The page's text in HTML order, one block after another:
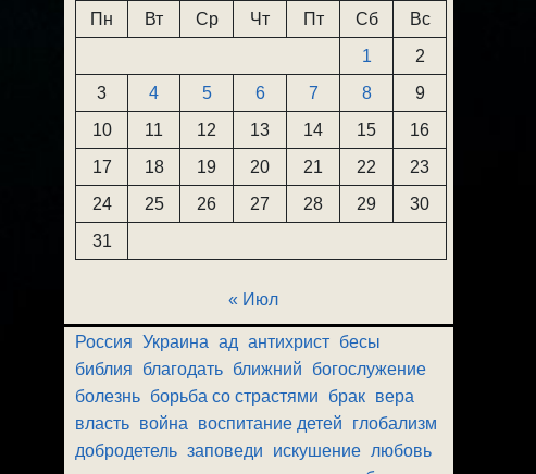
Пн
Вт Ср Чт Пт Сб
Вс
1
2
3
4 5 6 7 8
9
10
11 12 13 14 15
16
17
18 19 20 21 22
23
24
25 26 27 28 29
30
31
« Июл
Россия Украина ад антихрист бесы
библия
благодать ближний
богослужение
болезнь борьба со страстями брак вера
власть война воспитание детей
глобализм
добродетель заповеди искушение любовь